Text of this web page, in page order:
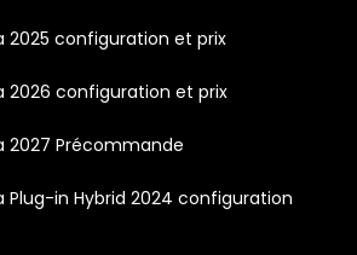
2025 configuration et prix
2026 configuration et prix
2027 Précommande
Plug-in Hybrid 2024 configuration